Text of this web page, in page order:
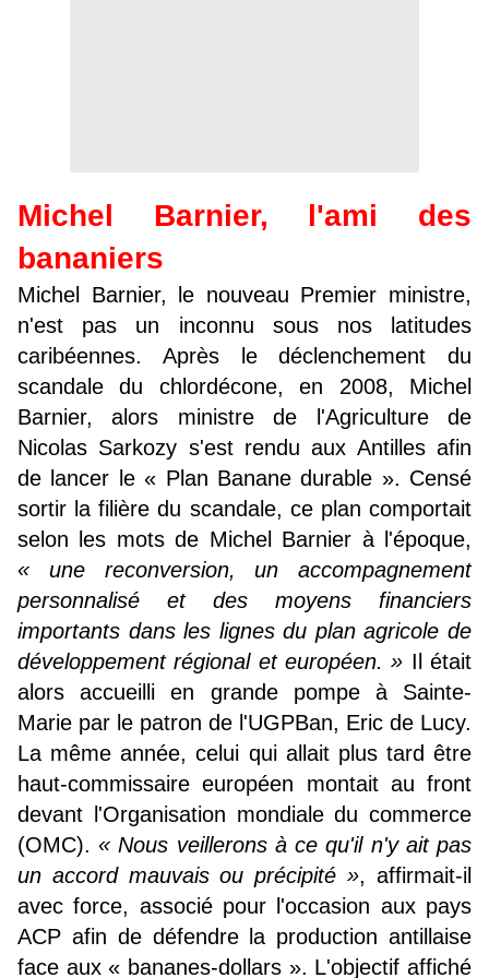
Michel Barnier, l'ami des
bananiers
Michel Barnier, le nouveau Premier ministre,
n'est pas un inconnu sous nos latitudes
caribéennes. Après le déclenchement du
scandale du chlordécone, en 2008, Michel
Barnier, alors ministre de l'Agriculture de
Nicolas Sarkozy s'est rendu aux Antilles afin
de lancer le « Plan Banane durable ». Censé
sortir la filière du scandale, ce plan comportait
selon les mots de Michel Barnier à l'époque,
« une reconversion, un accompagnement
personnalisé et des moyens financiers
importants dans les lignes du plan agricole de
développement régional et européen. » Il était
alors accueilli en grande pompe à Sainte-
Marie par le patron de l'UGPBan, Eric de Lucy.
La même année, celui qui allait plus tard être
haut-commissaire européen montait au front
devant l'Organisation mondiale du commerce
(OMC).« Nous veillerons à ce qu'il n'y ait pas
un accord mauvais ou précipité », affirmait-il
avec force, associé pour l'occasion aux pays
ACP afin de défendre la production antillaise
face aux « bananes-dollars ». L'objectif affiché